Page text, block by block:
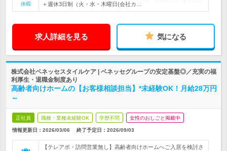
休暇
＋週休3日制（火・水・木曜日(会社カ…
求人詳細を見る 気になる
株式会社ベネッセスタイルケア | ベネッセグループの安定基盤◎／充実の福
利厚生・退職金制度あり
高齢者向けホームの【お客様相談担当】*未経験OK！月給28万円
～
正社員 職種・業種未経験OK 学歴不問 女性のおしごと掲載中
情報更新日：2026/03/06 終了予定日： 2026/09/03
【テレアポ・訪問営業無し】高齢者向けホームへご入居を検討さ